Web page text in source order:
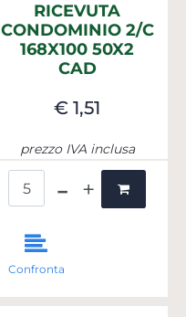
RICEVUTA
CONDOMINIO 2/C
168X100 50X2
CAD
€ 1,51
prezzo IVA inclusa
Confronta